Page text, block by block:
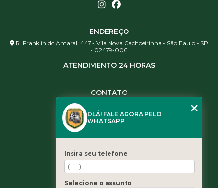
ENDEREÇO
R. Franklin do Amaral, 447 - Vila Nova Cachoeirinha - São Paulo - SP
- 02479-000
ATENDIMENTO 24 HORAS
CONTATO
(11) 3461-5871
contato@leaoservicos.com.br
Home
OLÁ! FALE AGORA PELO
WHATSAPP
Insira seu telefone
Selecione o assunto